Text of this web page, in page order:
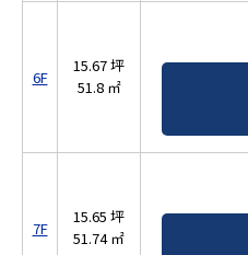
6F
15.67 坪
51.8 ㎡
7F
15.65 坪
51.74 ㎡